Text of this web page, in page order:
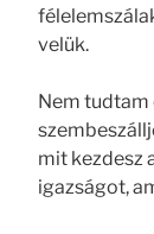
velük.
Nem tudtam
mit kezdesz
igazságot,